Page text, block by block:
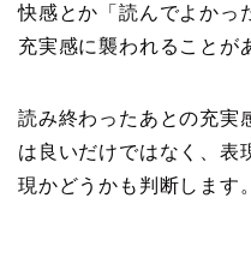
快感とか「読んでよかっ
充実感に襲われることが
読み終わったあとの充実
は良いだけではなく、表
現かどうかも判断します。